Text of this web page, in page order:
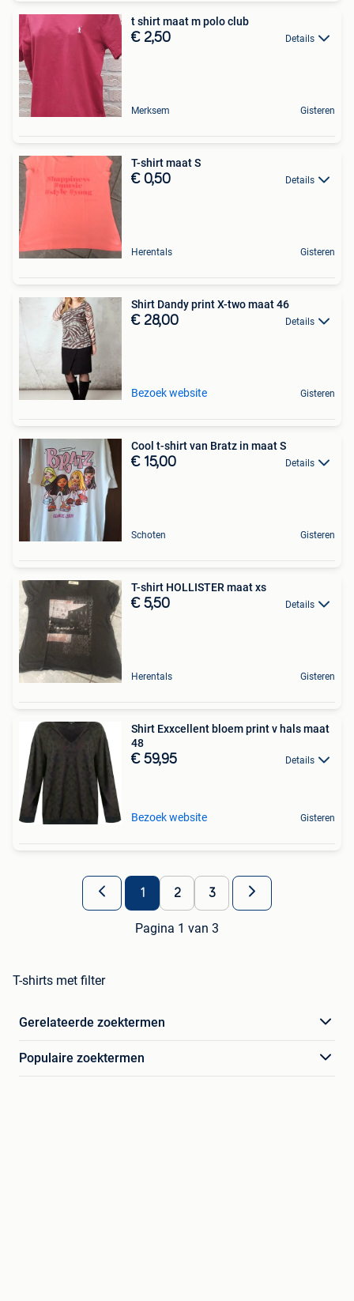
t shirt maat m polo club
€ 2,50 Details
Merksem Gisteren
T-shirt maat S
€ 0,50 Details
Herentals Gisteren
Shirt Dandy print X-two maat 46
€ 28,00 Details
Bezoek website Gisteren
Cool t-shirt van Bratz in maat S
€ 15,00 Details
Schoten Gisteren
T-shirt HOLLISTER maat xs
€ 5,50 Details
Herentals Gisteren
Shirt Exxcellent bloem print v hals maat
48
€ 59,95 Details
Bezoek website Gisteren
1 2 3
Pagina 1 van 3
T-shirts met filter
Gerelateerde zoektermen
Populaire zoektermen